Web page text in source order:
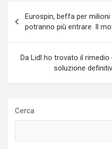
articoli
Eurospin, beffa per
potranno più entrare. Il
Da Lidl ho trovato il
soluzione
Cerca